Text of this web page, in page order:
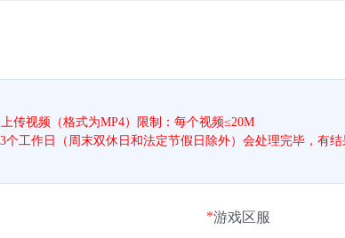
传视频（格式为MP4）限制：每个视频≤20M
个工作日（周末双休日和法定节假日除外）会处理完毕，有
*游戏区服